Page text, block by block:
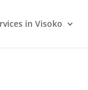
in Visoko